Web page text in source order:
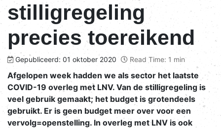
stilligregeling
precies toereikend
Gepubliceerd: 01 oktober 2020 Read Time: 1 min
Afgelopen week hadden we als sector het laatste
COVID-19 overleg met LNV. Van de stilligregeling is
veel gebruik gemaakt; het budget is grotendeels
gebruikt. Er is geen budget meer over voor een
vervolg=openstelling. In overleg met LNV is ook